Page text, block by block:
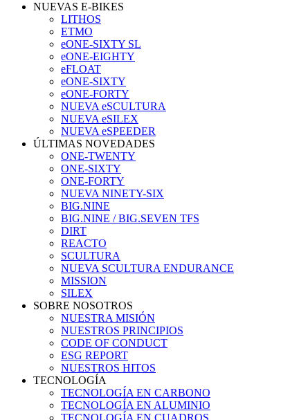
NUEVAS E-BIKES
LITHOS
ETMO
eONE-SIXTY SL
eONE-EIGHTY
eFLOAT
eONE-SIXTY
eONE-FORTY
NUEVA eSCULTURA
NUEVA eSILEX
NUEVA eSPEEDER
ÚLTIMAS NOVEDADES
ONE-TWENTY
ONE-SIXTY
ONE-FORTY
NUEVA NINETY-SIX
BIG.NINE
BIG.NINE / BIG.SEVEN TFS
DIRT
REACTO
SCULTURA
NUEVA SCULTURA ENDURANCE
MISSION
SILEX
SOBRE NOSOTROS
NUESTRA MISIÓN
NUESTROS PRINCIPIOS
CODE OF CONDUCT
ESG REPORT
NUESTROS HITOS
TECNOLOGÍA
TECNOLOGÍA EN CARBONO
TECNOLOGÍA EN ALUMINIO
TECNOLOGÍA EN CUADROS